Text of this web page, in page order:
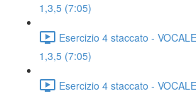
1,3,5 (7:05)
Esercizio 4 staccato -
1,3,5 (7:05)
Esercizio 4 staccato -